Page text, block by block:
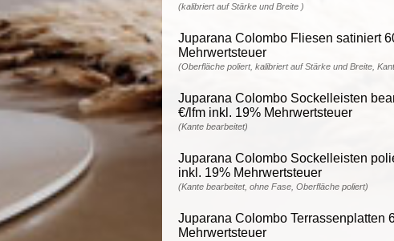
(kalibriert auf Stärke und Breite )
Juparana Colombo Fliesen satiniert
Mehrwertsteuer
(Oberfläche poliert, kalibriert auf Stärke und Breite,
Juparana Colombo Sockelleisten
€/lfm inkl. 19% Mehrwertsteuer
(Kante bearbeitet)
Juparana Colombo Sockelleisten
inkl. 19% Mehrwertsteuer
(Kante bearbeitet, ohne Fase, Oberfläche poliert)
Juparana Colombo Terrassenplatten
Mehrwertsteuer